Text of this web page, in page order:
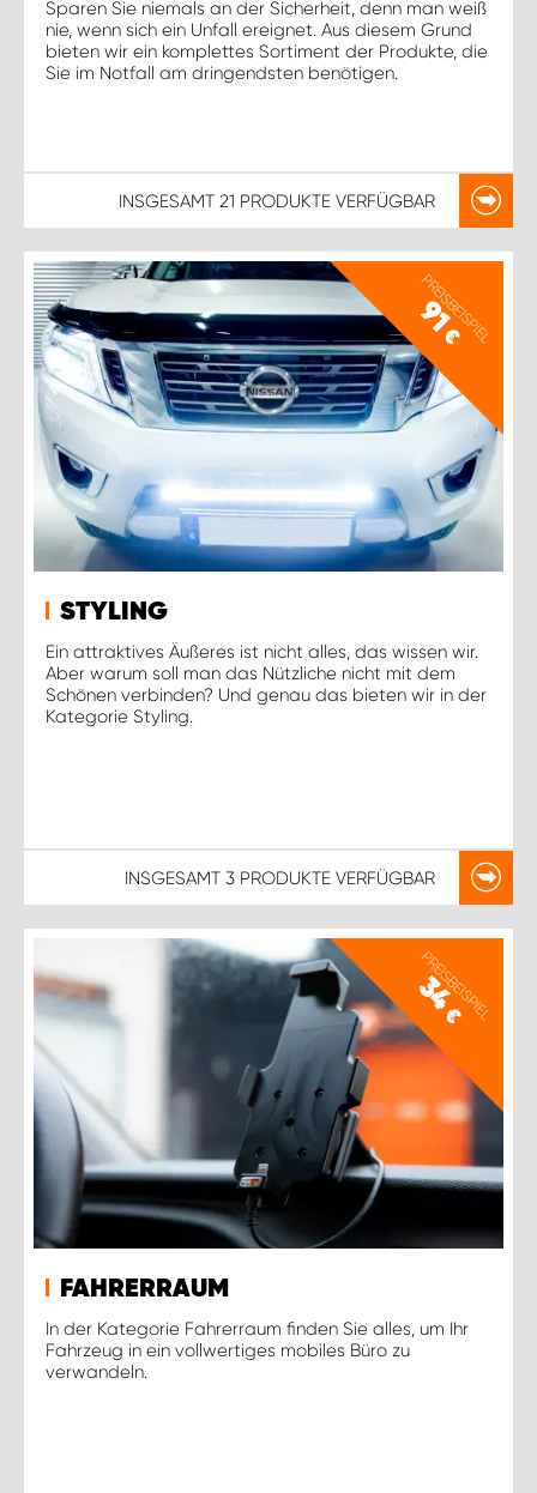
Sparen Sie niemals an der Sicherheit, denn man weiß
nie, wenn sich ein Unfall ereignet. Aus diesem Grund
bieten wir ein komplettes Sortiment der Produkte, die
Sie im Notfall am dringendsten benötigen.
INSGESAMT 21 PRODUKTE VERFÜGBAR
PREISBEISPIEL
91
€
STYLING
Ein attraktives Äußeres ist nicht alles, das wissen wir.
Aber warum soll man das Nützliche nicht mit dem
Schönen verbinden? Und genau das bieten wir in der
Kategorie Styling.
INSGESAMT 3 PRODUKTE VERFÜGBAR
PREISBEISPIEL
34
€
FAHRERRAUM
In der Kategorie Fahrerraum finden Sie alles, um Ihr
Fahrzeug in ein vollwertiges mobiles Büro zu
verwandeln.